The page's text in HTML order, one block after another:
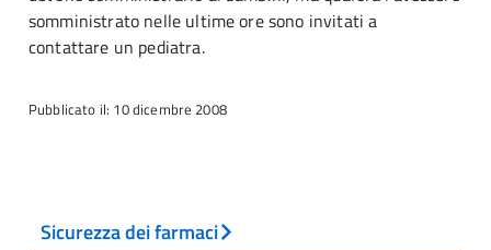
somministrato nelle ultime ore sono invitati a
contattare un pediatra.
Pubblicato il: 10 dicembre 2008
Sicurezza dei farmaci